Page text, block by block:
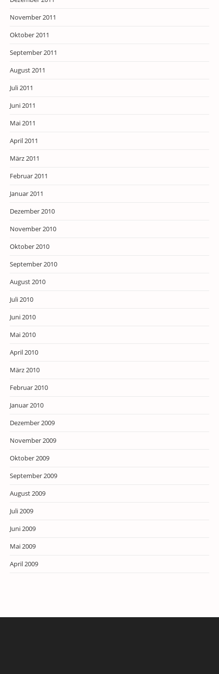
November 2011
Oktober 2011
September 2011
August 2011
Juli 2011
Juni 2011
Mai 2011
April 2011
März 2011
Februar 2011
Januar 2011
Dezember 2010
November 2010
Oktober 2010
September 2010
August 2010
Juli 2010
Juni 2010
Mai 2010
April 2010
März 2010
Februar 2010
Januar 2010
Dezember 2009
November 2009
Oktober 2009
September 2009
August 2009
Juli 2009
Juni 2009
Mai 2009
April 2009